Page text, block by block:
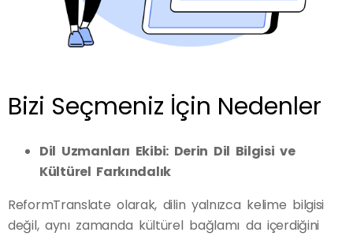
Bizi Seçmeniz İçin Nedenler
Dil Uzmanları Ekibi: Derin Dil Bilgisi ve
Kültürel Farkındalık
ReformTranslate olarak, dilin yalnızca kelime bilgisi
değil, aynı zamanda kültürel bağlamı da içerdiğini